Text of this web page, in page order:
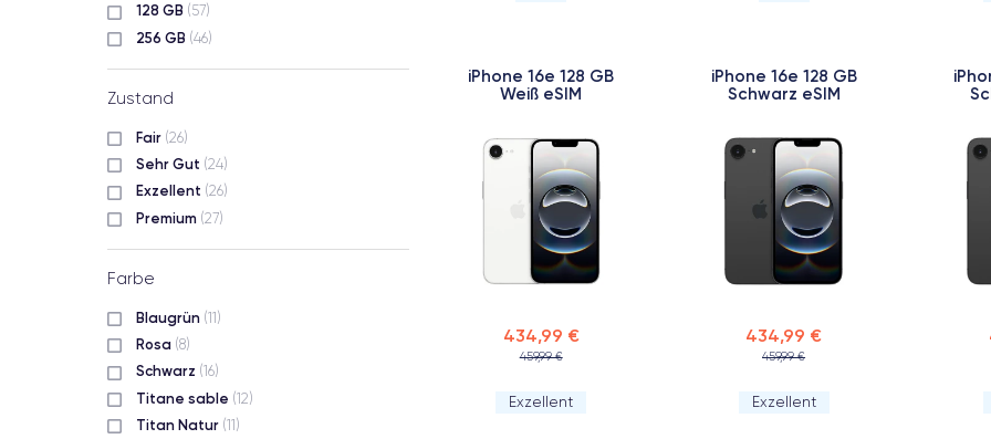
128 GB (57)
256 GB (46)
Zustand
Fair (26)
Sehr Gut (24)
Exzellent (26)
Premium (27)
Farbe
Blaugrün (11)
Rosa (8)
Schwarz (16)
Titane sable (12)
Titan Natur (11)
iPhone 16e 128 GB
Weiß eSIM
434,99 €
459,99 €
Exzellent
iPhone 16e 128 GB
Schwarz eSIM
434,99 €
459,99 €
Exzellent